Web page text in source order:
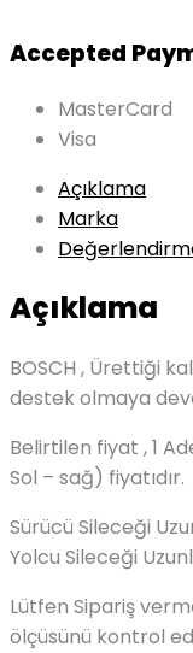
Accepted
MasterCard
Visa
Açıklama
Marka
Açıklama
BOSCH , Ürettiği
destek olmaya
Belirtilen fiyat , 1
Sol – sağ) fiyatıdır.
Sürücü Sileceği
Yolcu Sileceği
Lütfen Sipariş
ölçüsünü kontrol